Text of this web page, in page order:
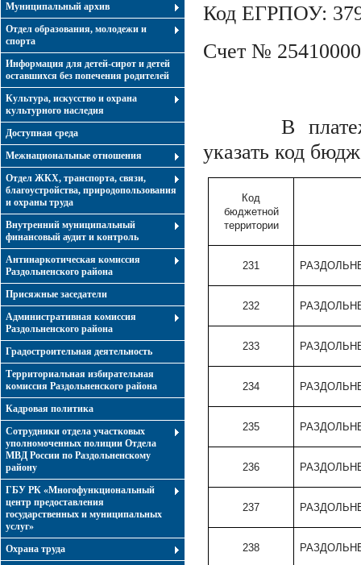
Муниципальный архив
Отдел образования, молодежи и
спорта
Информация для детей-сирот и детей
оставшихся без попечения родителей
Культура, искусство и охрана
культурного наследия
Доступная среда
Межнациональные отношения
Отдел ЖКХ, транспорта, связи,
благоустройства, природопользования
и охраны труда
Внутренний муниципальный
финансовый аудит и контроль
Антинаркотическая комиссия
Раздольненского района
Присяжные заседатели
Административная комиссия
Раздольненского района
Градостроительная деятельность
Территориальная избирательная
комиссия Раздольненского района
Кадровая политика
Сотрудники отдела участковых
уполномоченных полиции Отдела
МВД России по Раздольненскому
району
ГБУ РК «Многофункциональный
центр предоставления
государственных и муниципальных
услуг»
Охрана труда
Код ЕГРПОУ:
Счет №
В
указать код
Код
бюджетной
территории
231
232
233
234
235
236
237
238